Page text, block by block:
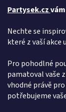
Partysek.cz
Nechte se
které z vaší
Pro pohodlné
pamatoval vaše
vhodné právě pro
potřebujeme
Vybraný
nebo si můžete
do balónků < pro
hravě každý !
pomocí
Doplňkové
Kategorie: